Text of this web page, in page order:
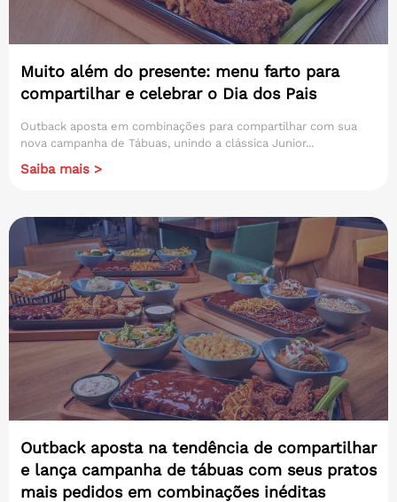
Muito além do presente: menu farto para
compartilhar e celebrar o Dia dos Pais
Outback aposta em combinações para compartilhar com sua
nova campanha de Tábuas, unindo a clássica Junior...
Saiba mais >
Outback aposta na tendência de compartilhar
e lança campanha de tábuas com seus pratos
mais pedidos em combinações inéditas